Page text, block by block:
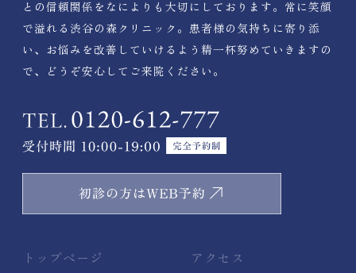
との信頼関係をなによりも大切にしております。常に笑顔
で溢れる渋谷の森クリニック。患者様の気持ちに寄り添
い、お悩みを改善していけるよう精一杯努めていきますの
で、どうぞ安心してご来院ください。
トップページ
アクセス